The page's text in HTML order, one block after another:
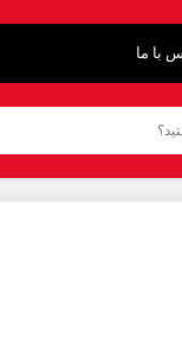
با ما